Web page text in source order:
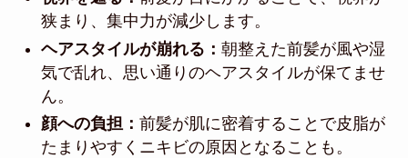
狭まり、集中力が減少します。
ヘアスタイルが崩れる： 朝整えた前髪が風や湿
気で乱れ、思い通りのヘアスタイルが保てませ
ん。
顔への負担： 前髪が肌に密着することで皮脂が
たまりやすくニキビの原因となることも。